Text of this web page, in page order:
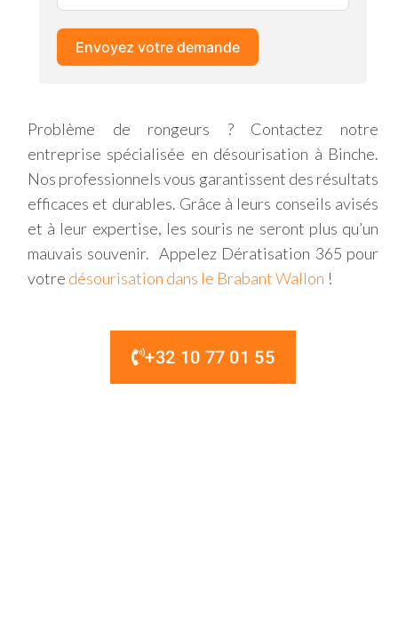
Envoyez votre demande
Problème de rongeurs ? Contactez notre
entreprise spécialisée en désourisation à Binche.
Nos professionnels vous garantissent des résultats
efficaces et durables. Grâce à leurs conseils avisés
et à leur expertise, les souris ne seront plus qu’un
mauvais souvenir. Appelez Dératisation 365 pour
votre désourisation dans le Brabant Wallon !
+32 10 77 01 55